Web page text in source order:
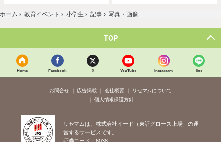
ホーム › 教育イベント › 小学生 › 記事 › 写真・画像
TOP
Home Facebook X YouTube Instagram line
お問合せ 広告掲載 会社概要
リセマムについて
個人情報保護方針
リセマムは、株式会社イード（東証グロース上場）の運
営するサービスです。
証券コード：6038